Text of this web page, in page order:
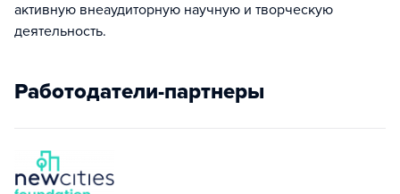
активную внеаудиторную научную и творческую
деятельность.
Работодатели-партнеры